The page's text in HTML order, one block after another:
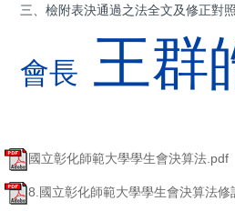
三、檢附表決通過之法全文及修正對照
會長 王群
國立彰化師範大學學生會決算法.pdf
8.國立彰化師範大學學生會決算法修